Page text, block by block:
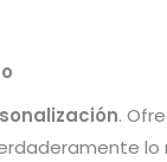
.
lo